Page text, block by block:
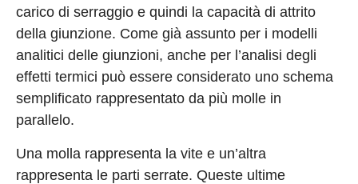
carico di serraggio e quindi la capacità di attrito
della giunzione. Come già assunto per i modelli
analitici delle giunzioni, anche per l’analisi degli
effetti termici può essere considerato uno schema
semplificato rappresentato da più molle in
parallelo.
Una molla rappresenta la vite e un’altra
rappresenta le parti serrate. Queste ultime